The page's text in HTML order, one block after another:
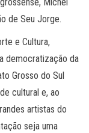
de Seu Jorge.
e Cultura,
democratização da
Grosso do Sul
cultural e, ao
artistas do
seja uma